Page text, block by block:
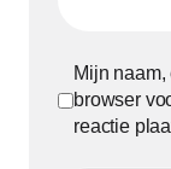
Mijn
browser
reactie